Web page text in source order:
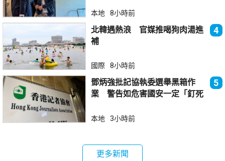
本地 8小時前
北韓遇熱浪 官媒推喝狗肉湯進
補
4
國際 8小時前
鄧炳強批記協執委選舉黑箱作
業 警告如危害國安一定「釘死
5
本地 3小時前
更多新聞